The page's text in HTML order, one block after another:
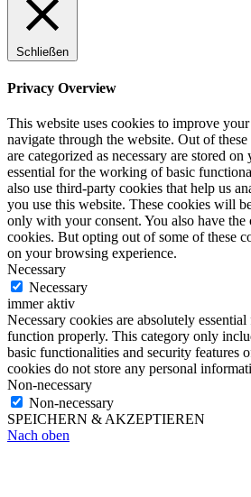
Schließen
Privacy Overview
This website uses cookies to improve
navigate through the website. Out of
are categorized as necessary are stored
essential for the working of basic
also use third-party cookies that help us
you use this website. These cookies will
only with your consent. You also have
cookies. But opting out of some of these
on your browsing experience.
Necessary
Necessary
immer aktiv
Necessary cookies are absolutely
function properly. This category only
basic functionalities and security features
cookies do not store any personal
Non-necessary
Non-necessary
SPEICHERN & AKZEPTIEREN
Nach oben